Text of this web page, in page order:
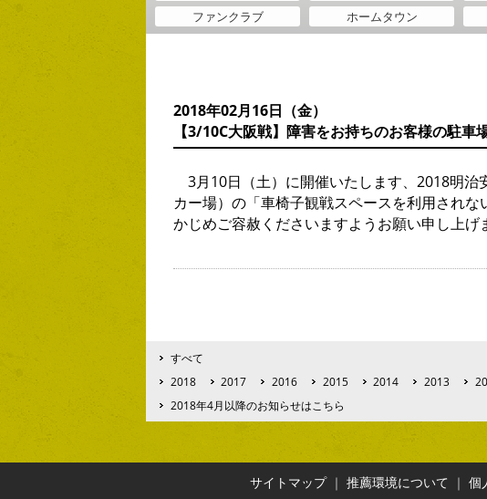
ファンクラブ
ホームタウン
2018年02月16日（金）
【3/10C大阪戦】障害をお持ちのお客様の駐車
3月10日（土）に開催いたします、2018明治
カー場）の「車椅子観戦スペースを利用され
かじめご容赦くださいますようお願い申し上げ
すべて
2018
2017 2016 2015 2014 2013
2018年4月以降のお知らせはこちら
サイトマップ｜ 推薦環境について ｜ 個